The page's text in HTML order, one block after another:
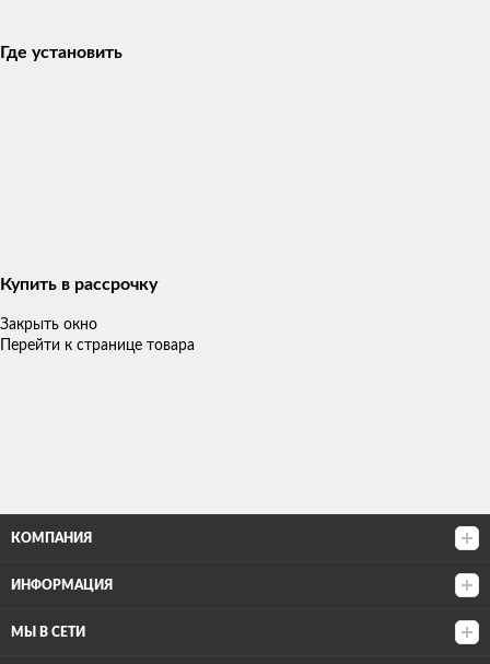
Где установить
Купить в рассрочку
Закрыть окно
Перейти к странице товара
КОМПАНИЯ
ИНФОРМАЦИЯ
МЫ В СЕТИ